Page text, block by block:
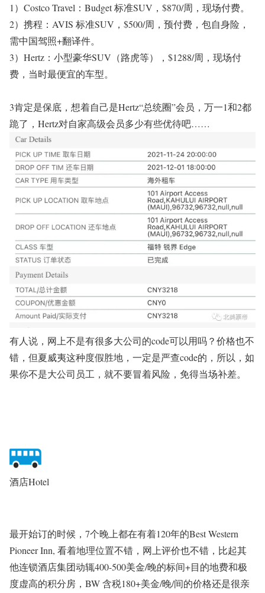
1）Costco Travel：Budget 标准SUV，$870/周，现场付费。
2）携程：AVIS 标准SUV，$500/周，预付费，包自身险，
需中国驾照+翻译件。
3）Hertz：小型豪华SUV（路虎等），$1288/周，现场付
费，当时最便宜的车型。
3肯定是保底，想着自己是Hertz“总统圈”会员，万一1和2都
跪了，Hertz对自家高级会员多少有些优待吧……
有人说，网上不是有很多大公司的code可以用吗？价格也不
错，但夏威夷这种度假胜地，一定是严查code的，所以，如
果你不是大公司员工，就不要冒着风险，免得当场补差。
酒店Hotel
最开始订的时候，7个晚上都在有着120年的Best Western
Pioneer Inn, 看着地理位置不错，网上评价也不错，比起其
他连锁酒店集团动辄400-500美金/晚的标间+目的地费和极
度虚高的积分房，BW 含税180+美金/晚/间的价格还是很亲